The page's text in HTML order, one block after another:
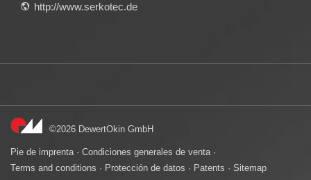
http://www.serkotec.de
©2026 DewertOkin GmbH
Pie de imprenta· Condiciones generales de venta·
Terms and conditions · Protección de datos · Patents · Sitemap